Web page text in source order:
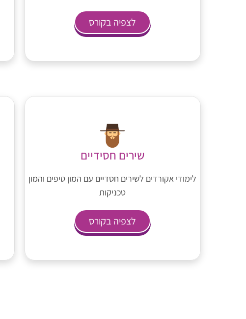
לצפיה בקורס
שירים חסידיים
לימודי אקורדים לשירים חסדיים עם המון טיפים והמון
טכניקות
לצפיה בקורס